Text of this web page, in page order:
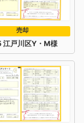
売却
江戸川区Y・M様